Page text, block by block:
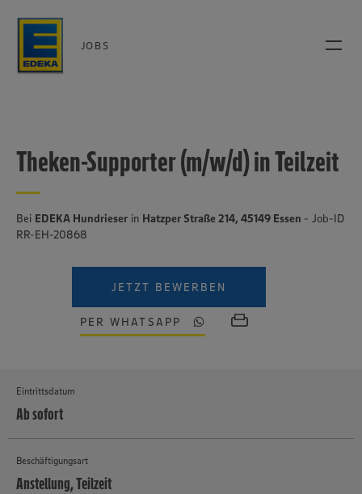
JOBS
Theken-Supporter (m/w/d) in Teilzeit
Bei EDEKA Hundrieser in Hatzper Straße 214, 45149 Essen - Job-ID
RR-EH-20868
JETZT BEWERBEN
PER WHATSAPP
Eintrittsdatum
Ab sofort
Beschäftigungsart
Anstellung, Teilzeit